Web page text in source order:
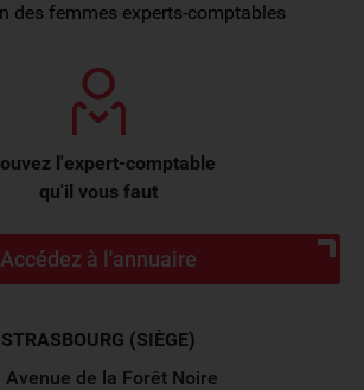
des femmes experts-comptables
l'expert-comptable
qu'il vous faut
Accédez à l'annuaire
STRASBOURG (SIÈGE)
Avenue de la Forêt Noire